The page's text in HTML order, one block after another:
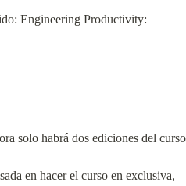
Engineering Productivity:
solo habrá dos ediciones del curso
en hacer el curso en exclusiva,